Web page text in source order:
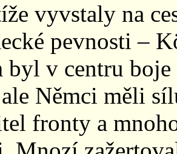
vyvstaly na
pevnosti –
byl v centru boje
Němci měli
fronty a